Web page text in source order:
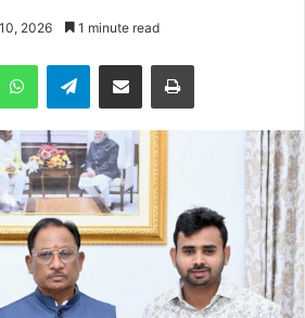
2026 1 minute read
WhatsAppTelegramShare via Email Print